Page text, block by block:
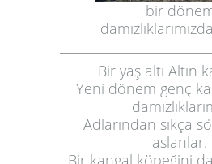
bir
Bir yaş altı Altın
Yeni dönem genç
Adlarından sıkça
aslanlar.